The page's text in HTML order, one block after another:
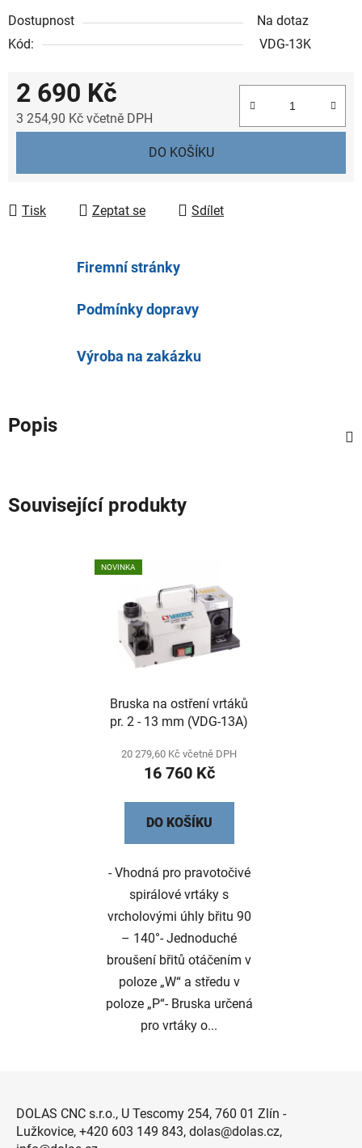
Dostupnost
Na dotaz
Kód:
VDG-13K
2 690 Kč
3 254,90 Kč včetně DPH
DO KOŠÍKU
Tisk Zeptat se Sdílet
Firemní stránky
Podmínky dopravy
Výroba na zakázku
Popis
Související produkty
NOVINKA
Bruska na ostření vrtáků
pr. 2 - 13 mm (VDG-13A)
20 279,60 Kč včetně DPH
16 760 Kč
DO KOŠÍKU
- Vhodná pro pravotočivé
spirálové vrtáky s
vrcholovými úhly břitu 90
– 140°- Jednoduché
broušení břitů otáčením v
poloze „W“ a středu v
poloze „P“- Bruska určená
pro vrtáky o...
DOLAS CNC s.r.o., U Tescomy 254, 760 01 Zlín -
Lužkovice, +420 603 149 843, dolas@dolas.cz,